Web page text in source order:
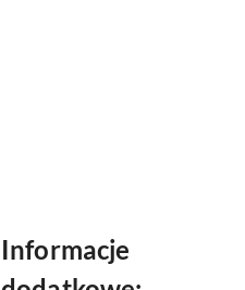
Informacje